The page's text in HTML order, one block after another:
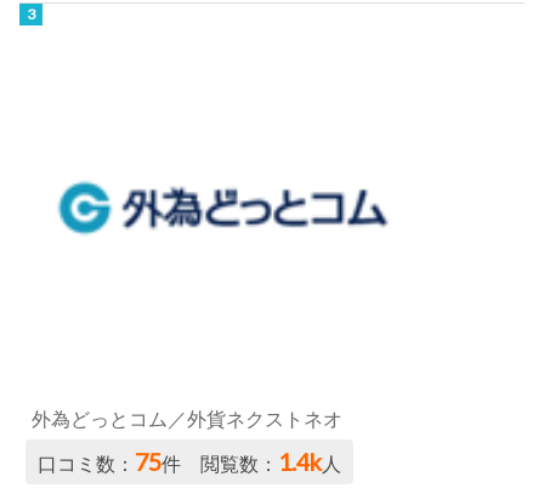
外為どっとコム／外貨ネクストネオ
口コミ数： 75件 閲覧数： 1.4k人